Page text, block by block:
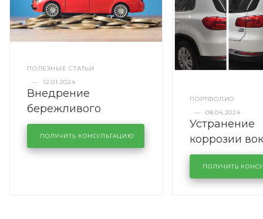
ПОЛЕЗНЫЕ СТАТЬИ
—
12.01.2024
Внедрение
бережливого
производства в
кузовном сервисе
KUTUZOVV
ПОЛУЧИТЬ КОНСУЛЬТАЦИЮ
ПОРТФОЛИО
—
08.04.2024
Устранение
коррозии
лобового
районе
Volkswagen
ПОЛУЧИТЬ